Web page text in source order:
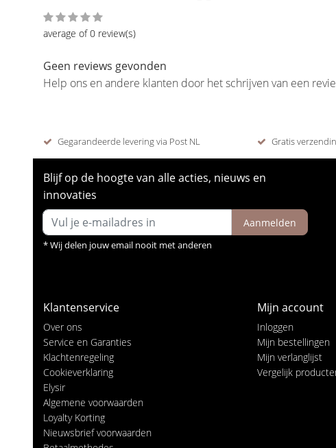
average of 0 review(s)
Geen reviews gevonden
Help ons en andere klanten door het schrijven van een
Gegarandeerde levering via Post NL Gratis
Blijf op de hoogte van alle acties, nieuws en
innovaties
Aanmelden
* Wij delen jouw email nooit met anderen
Klantenservice
Over ons
Service en Garanties
Klachtenregeling
Cookieverklaring
Elysir
Algemene voorwaarden
Loyalty Korting
Nieuwsbrief voorwaarden
Mijn account
Inloggen
Mijn bestellingen
Mijn verlanglijst
Vergelijk